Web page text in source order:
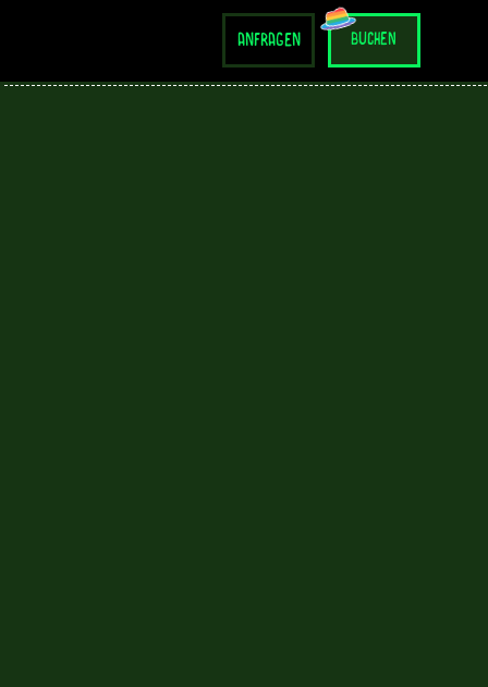
anfragen buchen